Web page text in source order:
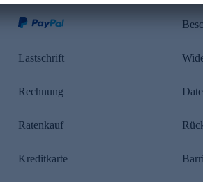
Lastschrift
Rechnung
Ratenkauf
Kreditkarte